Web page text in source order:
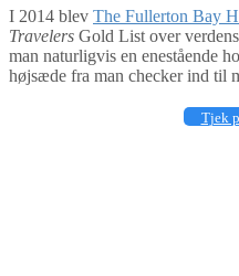
I 2014 blev The Fullerton Bay
Travelers Gold List over
man naturligvis en enestående
højsæde fra man checker ind til
Tjek